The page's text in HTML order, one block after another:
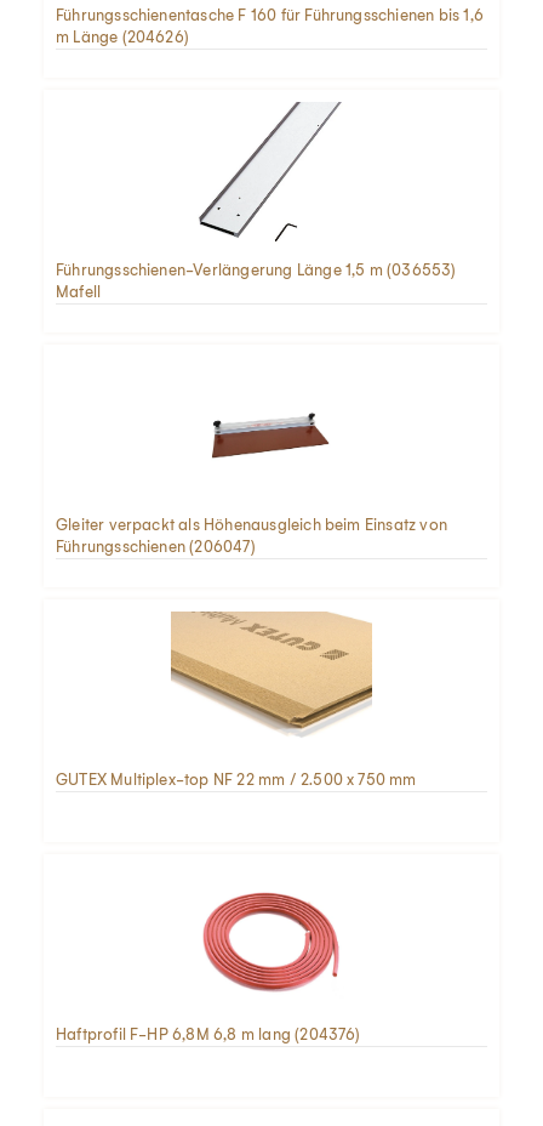
Führungsschienentasche F 160 für Führungsschienen bis 1,6
m Länge (204626)
Führungsschienen-Verlängerung Länge 1,5 m (036553)
Mafell
Gleiter verpackt als Höhenausgleich beim Einsatz von
Führungsschienen (206047)
GUTEX Multiplex-top NF 22 mm / 2.500 x 750 mm
Haftprofil F-HP 6,8M 6,8 m lang (204376)